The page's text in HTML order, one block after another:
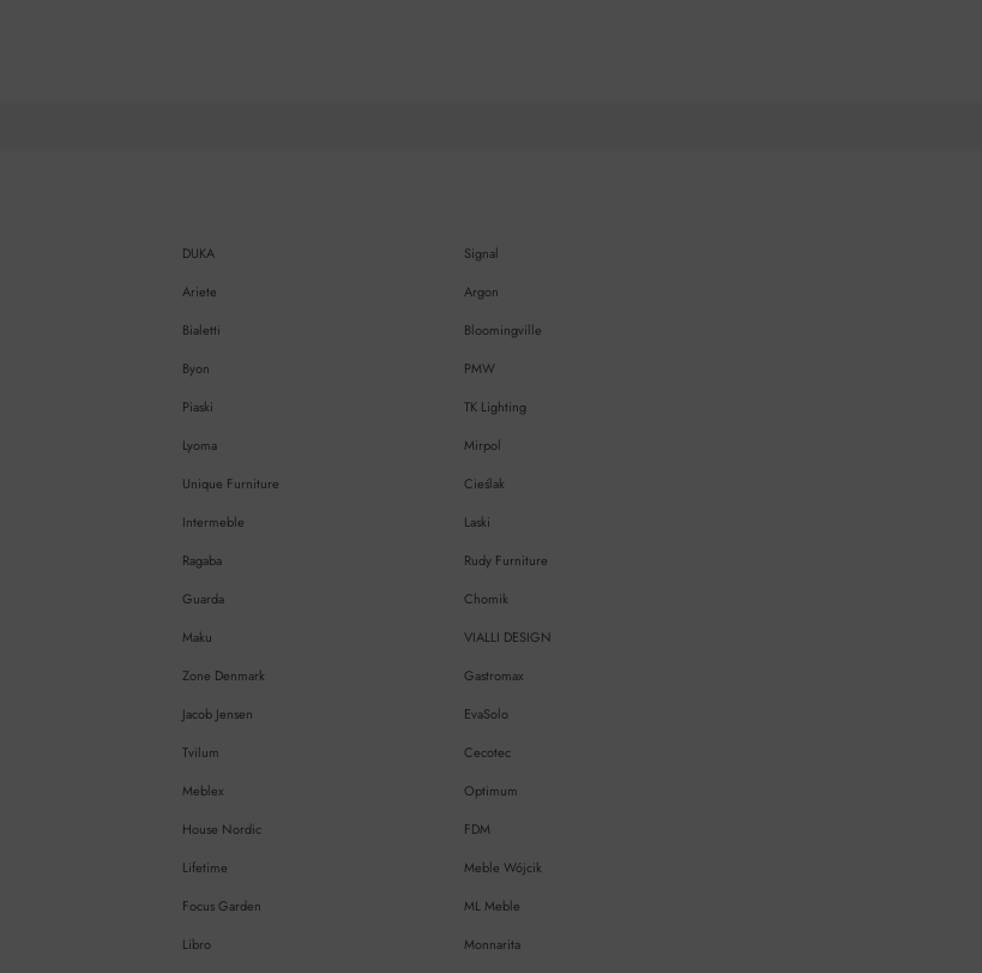
DUKA
Signal
Ariete
Argon
Bialetti
Bloomingville
Byon
PMW
Piaski
TK Lighting
Lyoma
Mirpol
Unique Furniture
Cieślak
Intermeble
Laski
Ragaba
Rudy Furniture
Guarda
Chomik
Maku
VIALLI DESIGN
Zone Denmark
Gastromax
Jacob Jensen
EvaSolo
Tvilum
Cecotec
Meblex
Optimum
House Nordic
FDM
Lifetime
Meble Wójcik
Focus Garden
ML Meble
Libro Monnarita